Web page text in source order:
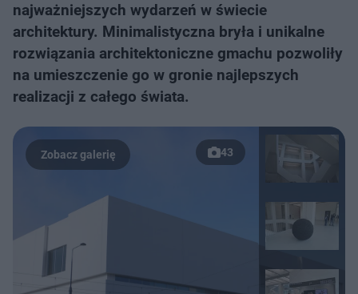
najważniejszych wydarzeń w świecie
architektury. Minimalistyczna bryła i unikalne
rozwiązania architektoniczne gmachu pozwoliły
na umieszczenie go w gronie najlepszych
realizacji z całego świata.
43